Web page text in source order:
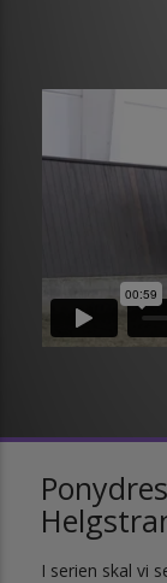
I serien skal vi